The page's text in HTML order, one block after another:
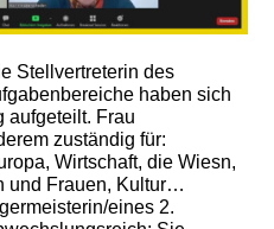
Stellvertreterin des
haben sich
aufgeteilt. Frau
zuständig für:
Wirtschaft, die Wiesn,
und Frauen, Kultur…
eines 2.